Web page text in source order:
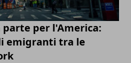
per l'America:
emigranti tra le